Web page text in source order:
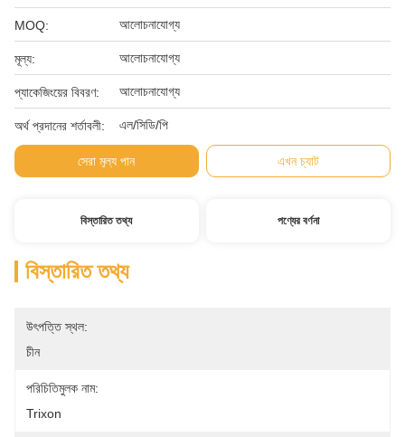
MOQ: আলোচনাযোগ্য
মূল্য: আলোচনাযোগ্য
প্যাকেজিংয়ের বিবরণ: আলোচনাযোগ্য
অর্থ প্রদানের শর্তাবলী: এল/সিডি/পি
সেরা মূল্য পান এখন চ্যাট
বিস্তারিত তথ্য পণ্যের বর্ণনা
বিস্তারিত তথ্য
উৎপত্তি স্থল:
চীন
পরিচিতিমুলক নাম:
Trixon